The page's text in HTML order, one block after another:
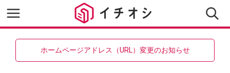
ホームページアドレス（URL）変更のお知らせ